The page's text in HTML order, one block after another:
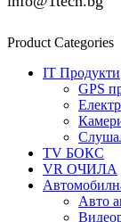
Product Categories
IT Продукти
GPS
TV БОКС
VR ОЧИЛА
Авто